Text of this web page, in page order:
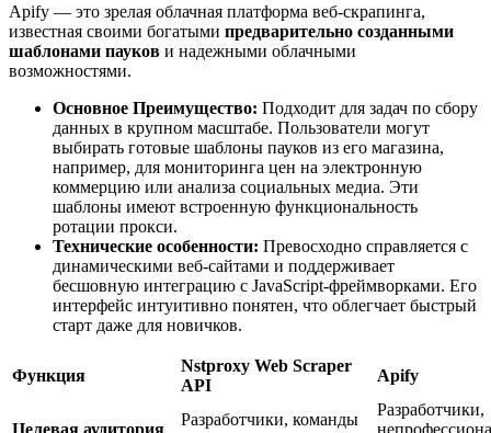
Apify — это зрелая облачная платформа веб-скрапинга,
известная своими богатыми предварительно созданными
шаблонами пауков и надежными облачными
возможностями.
Основное Преимущество: Подходит для задач по сбору
данных в крупном масштабе. Пользователи могут
выбирать готовые шаблоны пауков из его магазина,
например, для мониторинга цен на электронную
коммерцию или анализа социальных медиа. Эти
шаблоны имеют встроенную функциональность
ротации прокси.
Технические особенности: Превосходно справляется с
динамическими веб-сайтами и поддерживает
бесшовную интеграцию с JavaScript-фреймворками. Его
интерфейс интуитивно понятен, что облегчает быстрый
старт даже для новичков.
Функция
Nstproxy Web Scraper
API
Apify
Целевая аудитория
Разработчики, команды
Разработчики,